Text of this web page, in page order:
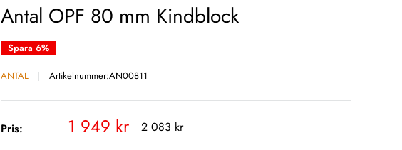
Antal OPF 80 mm Kindblock
Spara 6%
ANTAL Artikelnummer:AN00811
Pris: Vårt
1 949 kr Rekommenderat
2 083 kr